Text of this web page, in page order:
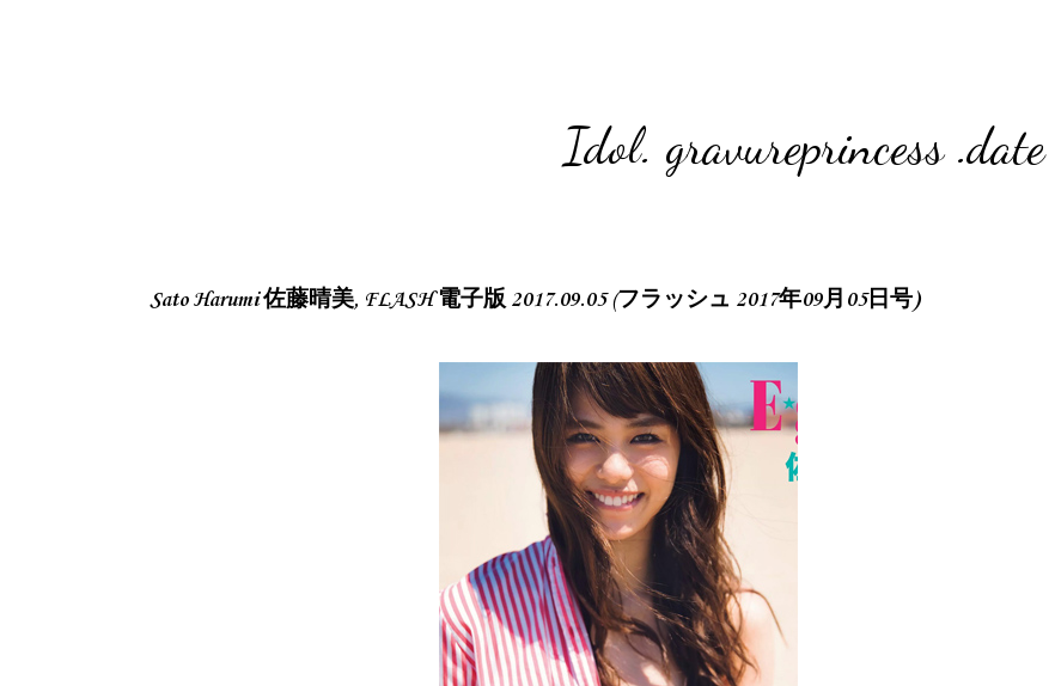
Idol. gravureprincess .date
Sato Harumi 佐藤晴美, FLASH 電子版 2017.09.05 (フラッシュ 2017年09月05日号)